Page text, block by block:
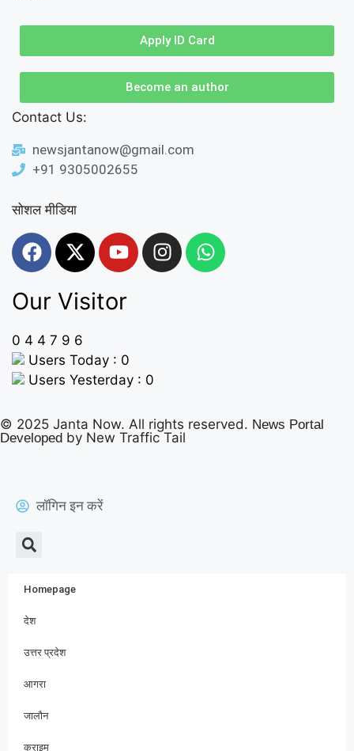
Apply ID Card
Become an author
Contact Us:
newsjantanow@gmail.com
+91 9305002655
सोशल मीडिया
Our Visitor
0 4 4 7 9 6
Users Today : 0
Users Yesterday : 0
© 2025 Janta Now. All rights reserved. News Portal
Developed by New Traffic Tail
लॉगिन इन करें
Homepage
देश
उत्तर प्रदेश
आगरा
जालौन
क्राइम